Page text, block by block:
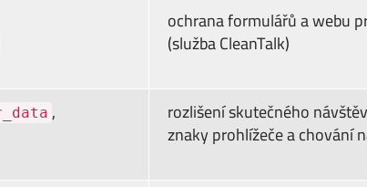
ochrana formulářů a webu
(služba CleanTalk)
, rozlišení skutečného
znaky prohlížeče a chování